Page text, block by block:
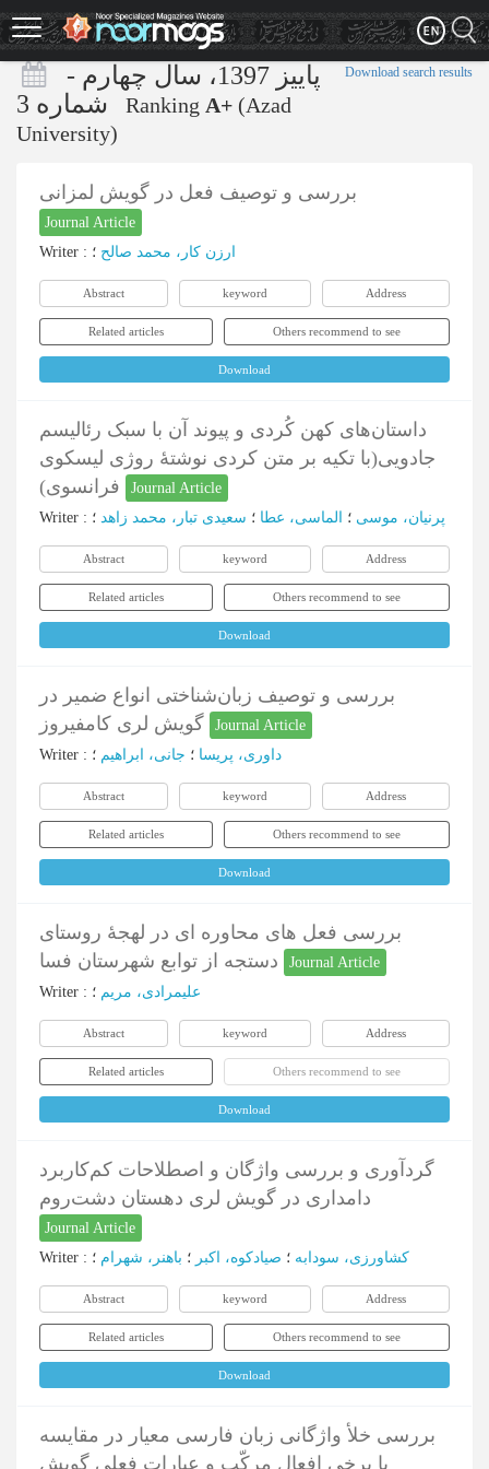
Skip
to
main
content
پاییز 1397، سال چهارم -
Ranking A+ (Azad
University)
Download search results
بررسی و توصیف فعل در گویش لمزانی
Journal Article
Writer : ارزن کار، محمد صالح ؛
Abstract keyword Address
Related articles Others recommend to see
Download
داستان‌های کهن کُردی و پیوند آن با سبک رئالیسم
جادویی(با تکیه بر متن کردی نوشتۀ روژی لیسکوی
Journal Article
Writer : پرنیان، موسی ؛ الماسی، عطا ؛ سعیدی تبار، محمد زاهد ؛
Abstract keyword Address
Related articles Others recommend to see
Download
بررسی و توصیف زبان‌شناختی انواع ضمیر در
Journal Article
Writer : داوری، پریسا ؛ جانی، ابراهیم ؛
Abstract keyword Address
Related articles Others recommend to see
Download
بررسی فعل های محاوره ای در لهجۀ روستای
Journal Article
Writer : علیمرادی، مریم ؛
Abstract keyword Address
Related articles Others recommend to see
Download
گردآوری و بررسی واژگان و اصطلاحات کم‌کاربرد
دامداری در گویش لری دهستان دشت‌روم
Journal Article
Writer : کشاورزی، سودابه ؛ صیادکوه، اکبر ؛ باهنر، شهرام ؛
Abstract keyword Address
Related articles Others recommend to see
Download
بررسی خلأ واژگانی زبان فارسی معیار در مقایسه
با برخی افعال مرکّب و عبارات فعلی گویش